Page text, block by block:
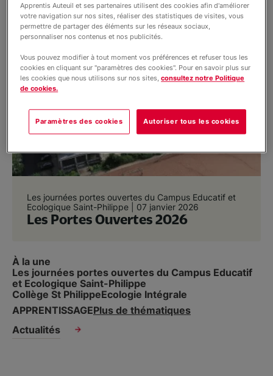
Le collège
Nos formations professionnelles
Nous contacter
Les journées portes ouvertes du Campus Educatif et
Ecologique Saint-Philippe | 07 janvier 2026
Les Portes Ouvertes 2026
À la une
Les journées portes ouvertes du Campus Educatif
et Ecologique Saint-Philippe
Collège St PhilippeEcologie Intégrale
APPRENTISSAGEPlus de thématiques
Actualités
Apprentis Auteuil et ses partenaires utilisent des cookies afin d'améliorer
votre navigation sur nos sites, réaliser des statistiques de visites, vous
permettre de partager des éléments sur les réseaux sociaux,
personnaliser nos contenus et nos publicités.
Vous pouvez modifier à tout moment vos préférences et refuser tous les
cookies en cliquant sur "paramètres des cookies". Pour en savoir plus sur
les cookies que nous utilisons sur nos sites,consultez notre Politique
de cookies.
Paramètres des cookies Autoriser tous les cookies